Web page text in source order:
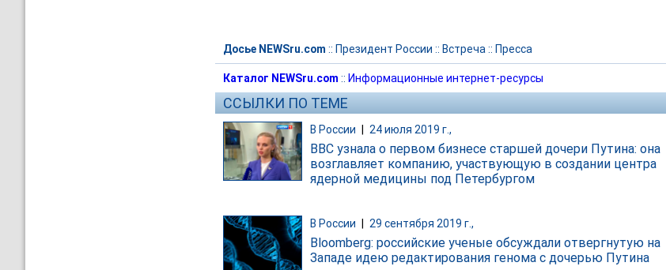
Досье NEWSru.com :: Президент России :: Встреча :: Пресса
Каталог NEWSru.com :: Информационные интернет-ресурсы
ССЫЛКИ ПО ТЕМЕ
В России 24 июля 2019 г.,
BBC узнала о первом бизнесе старшей дочери Путина: она
возглавляет компанию, участвующую в создании центра
ядерной медицины под Петербургом
В России 29 сентября 2019 г.,
Bloomberg: российские ученые обсуждали отвергнутую на
Западе идею редактирования генома с дочерью Путина